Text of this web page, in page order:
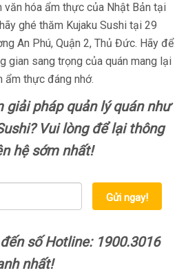
hóa ẩm thực của Nhật Bản tại
ghé thăm Kujaku Sushi tại 29
An Phú, Quận 2, Thủ Đức. Hãy để
gian sang trọng của quán mang lại
ẩm thực đáng nhớ.
giải pháp quản lý quán như
Vui lòng để lại thông
hệ sớm nhất!
Gửi ngay!
số Hotline: 1900.3016
nhất!